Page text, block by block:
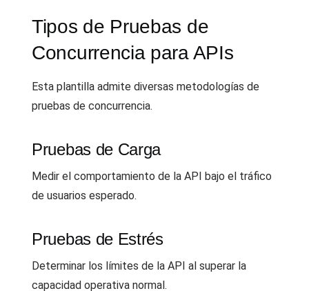
Tipos de Pruebas de
Concurrencia para APIs
Esta plantilla admite diversas metodologías de
pruebas de concurrencia.
Pruebas de Carga
Medir el comportamiento de la API bajo el tráfico
de usuarios esperado.
Pruebas de Estrés
Determinar los límites de la API al superar la
capacidad operativa normal.